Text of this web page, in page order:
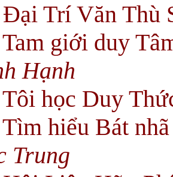
Trí Văn Thù
giới duy
Hạnh
học Duy
hiểu Bát
Trung